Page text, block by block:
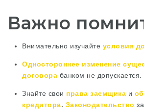
Важно
Внимательно изучайте условия
Одностороннее изменение
договора банком не допускается.
Знайте свои права заемщика и
кредитора. Законодательство